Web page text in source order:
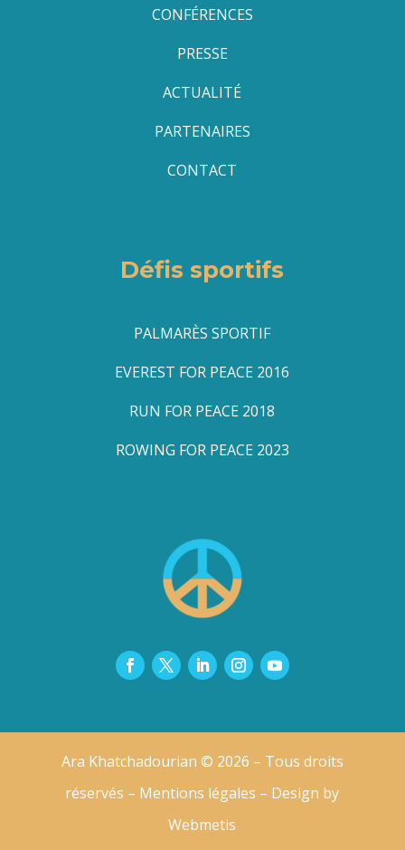
CONFÉRENCES
PRESSE
ACTUALITÉ
PARTENAIRES
CONTACT
Défis sportifs
PALMARÈS SPORTIF
EVEREST FOR PEACE 2016
RUN FOR PEACE 2018
ROWING FOR PEACE 2023
Ara Khatchadourian © 2026 – Tous droits
réservés – Mentions légales – Design by
Webmetis